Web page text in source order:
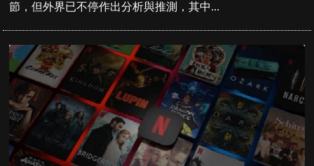
節，但外界已不停作出分析與推測，其中...